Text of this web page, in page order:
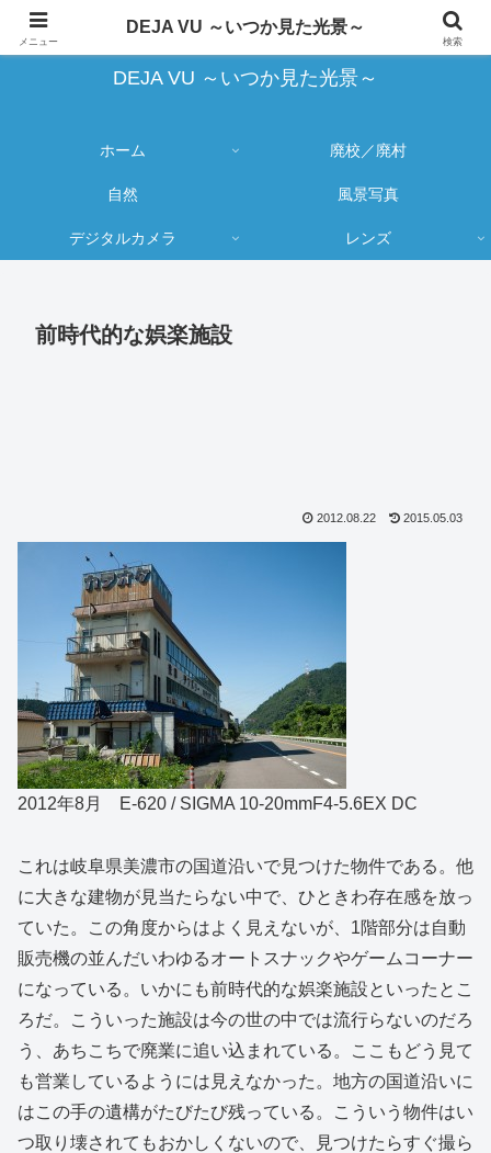
蔵出し写真の大売り出しとカメラ物欲のブログ
DEJA VU ～いつか見た光景～
ホーム 廃校／廃村
自然 風景写真
デジタルカメラ レンズ
前時代的な娯楽施設
2012.08.22 2015.05.03
2012年8月 E-620 / SIGMA 10-20mmF4-5.6EX DC
これは岐阜県美濃市の国道沿いで見つけた物件である。他
に大きな建物が見当たらない中で、ひときわ存在感を放っ
ていた。この角度からはよく見えないが、1階部分は自動
販売機の並んだいわゆるオートスナックやゲームコーナー
になっている。いかにも前時代的な娯楽施設といったとこ
ろだ。こういった施設は今の世の中では流行らないのだろ
う、あちこちで廃業に追い込まれている。ここもどう見て
も営業しているようには見えなかった。地方の国道沿いに
はこの手の遺構がたびたび残っている。こういう物件はい
つ取り壊されてもおかしくないので、見つけたらすぐ撮ら
メニュー
DEJA VU ～いつか見た光景～
検索